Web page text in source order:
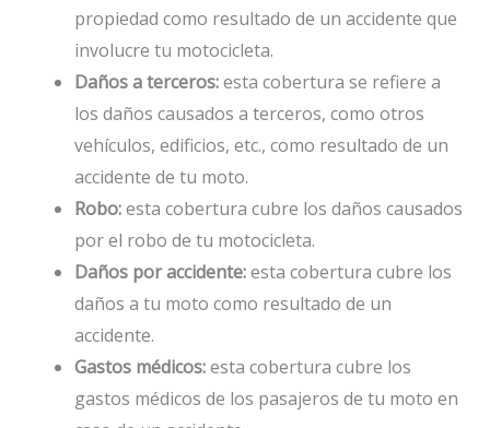
propiedad como resultado de un accidente que
involucre tu motocicleta.
Daños a terceros:esta cobertura se refiere a
los daños causados ​​a terceros, como otros
vehículos, edificios, etc., como resultado de un
accidente de tu moto.
Robo:esta cobertura cubre los daños causados ​​
por el robo de tu motocicleta.
Daños por accidente:esta cobertura cubre los
daños a tu moto como resultado de un
accidente.
Gastos médicos:esta cobertura cubre los
gastos médicos de los pasajeros de tu moto en